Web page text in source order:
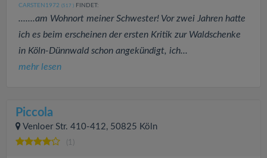
CARSTEN1972 (517 ) FINDET:
.......am Wohnort meiner Schwester! Vor zwei Jahren hatte
ich es beim erscheinen der ersten Kritik zur Waldschenke
in Köln-Dünnwald schon angekündigt, ich...
mehr lesen
Piccola
Venloer Str. 410-412, 50825 Köln
(1)